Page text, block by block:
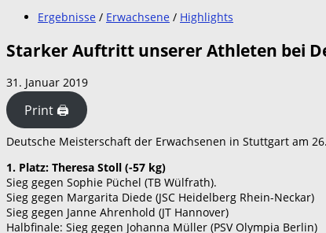
Ergebnisse / Erwachsene / Highlights
Starker Auftritt unserer Athleten bei
31. Januar 2019
Print 🖨
Deutsche Meisterschaft der Erwachsenen in Stuttgart am
1. Platz: Theresa Stoll (-57 kg)
Sieg gegen Sophie Püchel (TB Wülfrath).
Sieg gegen Margarita Diede (JSC Heidelberg Rhein-Neckar)
Sieg gegen Janne Ahrenhold (JT Hannover)
Halbfinale: Sieg gegen Johanna Müller (PSV Olympia Berlin)